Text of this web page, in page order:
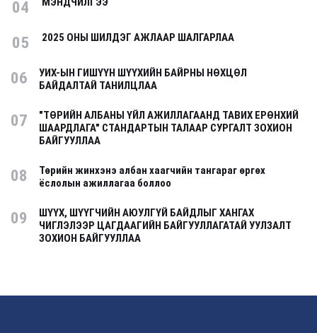
04
05 2025 ОНЫ ШИЛДЭГ АЖЛААР ШАЛГАРЛАА
06
УИХ-ЫН ГИШҮҮН ШҮҮХИЙН БАЙРНЫ НӨХЦӨЛ
БАЙДАЛТАЙ ТАНИЛЦЛАА
07
"ТӨРИЙН АЛБАНЫ ҮЙЛ АЖИЛЛАГААНД ТАВИХ ЕРӨНХИЙ
ШААРДЛАГА" СТАНДАРТЫН ТАЛААР СУРГАЛТ ЗОХИОН
БАЙГУУЛЛАА
08
Төрийн жинхэнэ албан хаагчийн тангараг өргөх
ёслолын ажиллагаа боллоо
09
ШҮҮХ, ШҮҮГЧИЙН АЮУЛГҮЙ БАЙДЛЫГ ХАНГАХ
ЧИГЛЭЛЭЭР ЦАГДААГИЙН БАЙГУУЛЛАГАТАЙ УУЛЗАЛТ
ЗОХИОН БАЙГУУЛЛАА